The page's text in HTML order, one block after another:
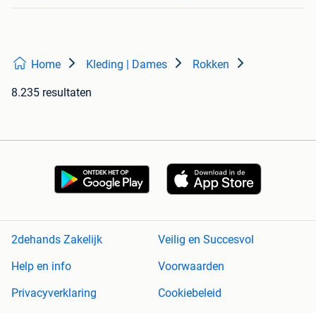
Home Kleding | Dames Rokken
8.235 resultaten
2dehands Zakelijk
Veilig en Succesvol
Help en info
Voorwaarden
Privacyverklaring
Cookiebeleid